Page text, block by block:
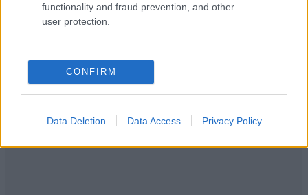
functionality and fraud prevention, and other
user protection.
CONFIRM
Data Deletion Data Access Privacy Policy